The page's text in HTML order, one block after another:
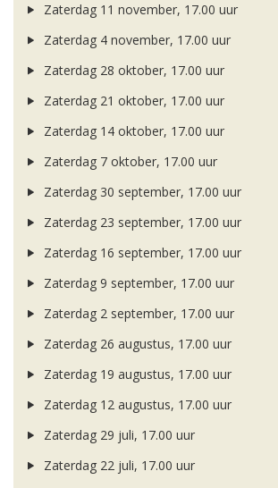
Zaterdag 11 november, 17.00 uur
Zaterdag 4 november, 17.00 uur
Zaterdag 28 oktober, 17.00 uur
Zaterdag 21 oktober, 17.00 uur
Zaterdag 14 oktober, 17.00 uur
Zaterdag 7 oktober, 17.00 uur
Zaterdag 30 september, 17.00 uur
Zaterdag 23 september, 17.00 uur
Zaterdag 16 september, 17.00 uur
Zaterdag 9 september, 17.00 uur
Zaterdag 2 september, 17.00 uur
Zaterdag 26 augustus, 17.00 uur
Zaterdag 19 augustus, 17.00 uur
Zaterdag 12 augustus, 17.00 uur
Zaterdag 29 juli, 17.00 uur
Zaterdag 22 juli, 17.00 uur